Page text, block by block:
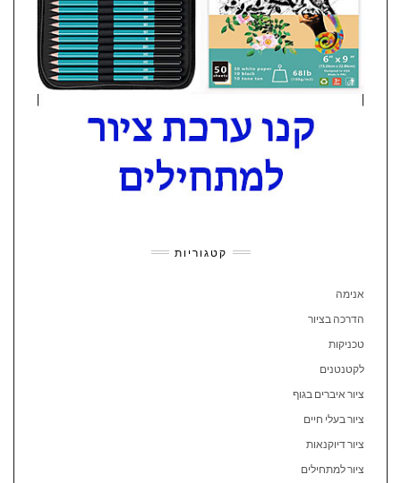
קטגוריות
אנימה
הדרכה בציור
טכניקות
לקטנטנים
ציור איברים בגוף
ציור בעלי חיים
ציור דיוקנאות
ציור למתחילים